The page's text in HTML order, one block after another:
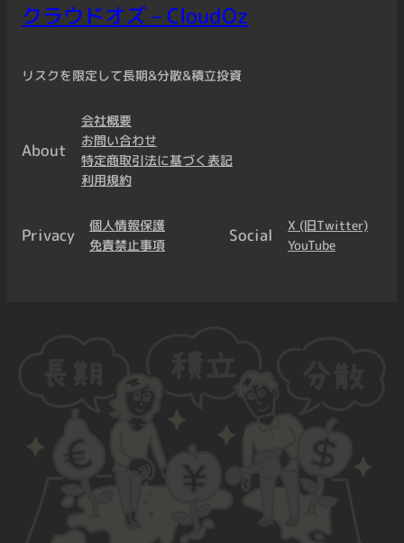
クラウドオズ – CloudOz
リスクを限定して長期&分散&積立投資
About
会社概要
お問い合わせ
特定商取引法に基づく表記
利用規約
Privacy
個人情報保護
免責禁止事項
Social
X (旧Twitter)
YouTube